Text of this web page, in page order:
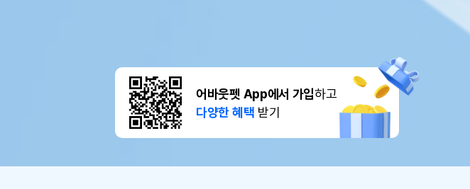
어바웃펫 App에서 가입하고
다양한 혜택 받기